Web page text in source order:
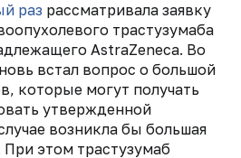
раз рассматривала заявку
трастузумаба
AstraZeneca. Во
встал вопрос о большой
которые могут получать
утвержденной
возникла бы большая
этом трастузумаб